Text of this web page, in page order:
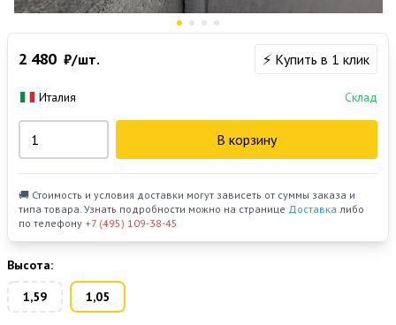
2 480 ₽/шт. ⚡ Купить в 1 клик
Италия Склад
В корзину
🚚 Стоимость и условия доставки могут зависеть от суммы заказа и
типа товара. Узнать подробности можно на странице Доставка либо
по телефону +7 (495) 109-38-45
Высота:
1,59
1,05